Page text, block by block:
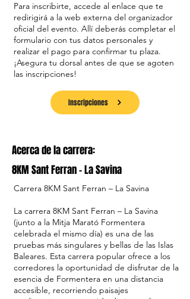
Para inscribirte, accede al enlace que te
redirigirá a la web externa del organizador
oficial del evento. Allí deberás completar el
formulario con tus datos personales y
realizar el pago para confirmar tu plaza.
¡Asegura tu dorsal antes de que se agoten
las inscripciones!
Inscripciones
Acerca de la carrera:
8KM Sant Ferran – La Savina
Carrera 8KM Sant Ferran – La Savina
La carrera 8KM Sant Ferran – La Savina
(junto a la Mitja Marató Formentera
celebrada el mismo día) es una de las
pruebas más singulares y bellas de las Islas
Baleares. Esta carrera popular ofrece a los
corredores la oportunidad de disfrutar de la
esencia de Formentera en una distancia
accesible, recorriendo paisajes